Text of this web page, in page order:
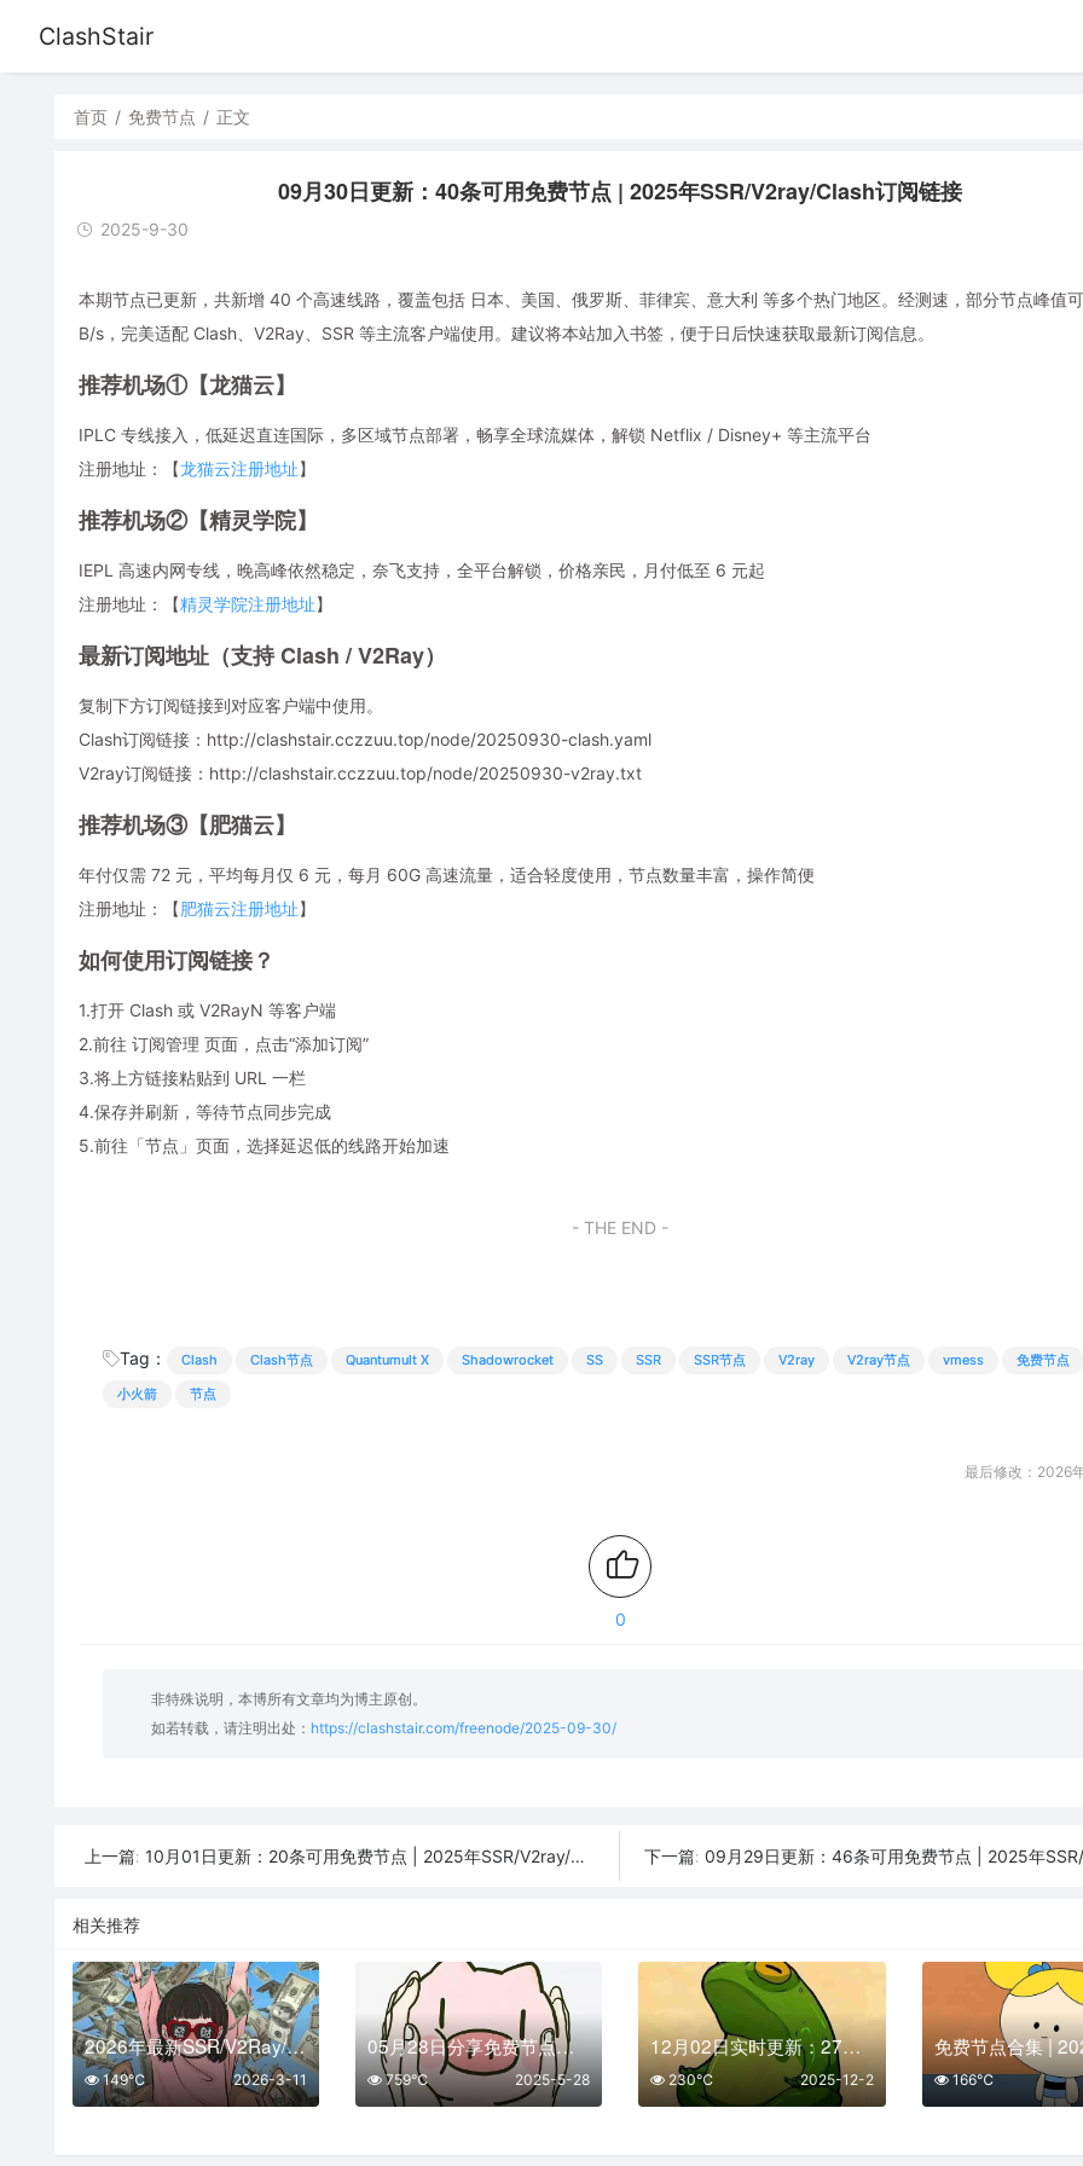
ClashStair
首页 / 免费节点 / 正文
09月30日更新：40条可用免费节点 | 2025年SSR/V2ray/Clash订阅链接
2025-9-30
本期节点已更新，共新增 40 个高速线路，覆盖包括 日本、美国、俄罗斯、菲律宾、意大利 等多个热门地区。经测速，部分节点峰值
B/s，完美适配 Clash、V2Ray、SSR 等主流客户端使用。建议将本站加入书签，便于日后快速获取最新订阅信息。
推荐机场①【龙猫云】
IPLC 专线接入，低延迟直连国际，多区域节点部署，畅享全球流媒体，解锁 Netflix / Disney+ 等主流平台
注册地址：【龙猫云注册地址】
推荐机场②【精灵学院】
IEPL 高速内网专线，晚高峰依然稳定，奈飞支持，全平台解锁，价格亲民，月付低至 6 元起
注册地址：【精灵学院注册地址】
最新订阅地址（支持 Clash / V2Ray）
复制下方订阅链接到对应客户端中使用。
Clash订阅链接：http://clashstair.cczzuu.top/node/20250930-clash.yaml
V2ray订阅链接：http://clashstair.cczzuu.top/node/20250930-v2ray.txt
推荐机场③【肥猫云】
年付仅需 72 元，平均每月仅 6 元，每月 60G 高速流量，适合轻度使用，节点数量丰富，操作简便
注册地址：【肥猫云注册地址】
如何使用订阅链接？
1.打开 Clash 或 V2RayN 等客户端
2.前往 订阅管理 页面，点击“添加订阅”
3.将上方链接粘贴到 URL 一栏
4.保存并刷新，等待节点同步完成
5.前往「节点」页面，选择延迟低的线路开始加速
- THE END -
Tag： Clash Clash节点 Quantumult X Shadowrocket SS SSR SSR节点 V2ray V2ray节点 vmess
免费节点
小火箭
节点
最后修改：2026
0
非特殊说明，本博所有文章均为博主原创。
如若转载，请注明出处： https://clashstair.com/freenode/2025-09-30/
上一篇: 10月01日更新：20条可用免费节点 | 2025年SSR/V2ray/Clash订阅链接 下一篇: 09月29日更新：46条可用免费节点 | 2025年SSR/V2ray/
相关推荐
2026年最新SSR/V2Ray/Clash节点分享 | 03月11日实时可用
2026-3-11
149℃
05月28日分享免费节点数量29个,地区有日本|美国|阿根廷|土耳其|意大利,2025年SSR|V2ray|Shadowrocket|Clash订阅链接
2025-5-28
759℃
12月02日实时更新：27条可用SSR/V2Ray/Clash节点
2025-12-2
230℃ 166℃